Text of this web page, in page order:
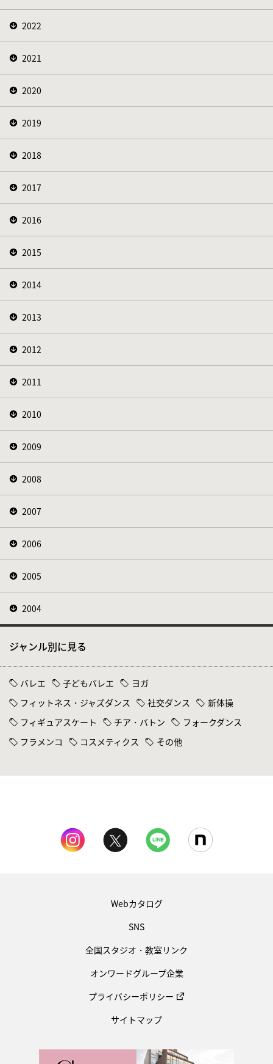
2022
2021
2020
2019
2018
2017
2016
2015
2014
2013
2012
2011
2010
2009
2008
2007
2006
2005
2004
ジャンル別に見る
バレエ 子どもバレエ
ヨガ
フィットネス・ジャズダンス
社交ダンス
新体操
フィギュアスケート
チア・バトン
フォークダンス
フラメンコ
コスメティクス その他
Webカタログ
SNS
全国スタジオ・教室リンク
オンワードグループ企業
プライバシーポリシー
サイトマップ